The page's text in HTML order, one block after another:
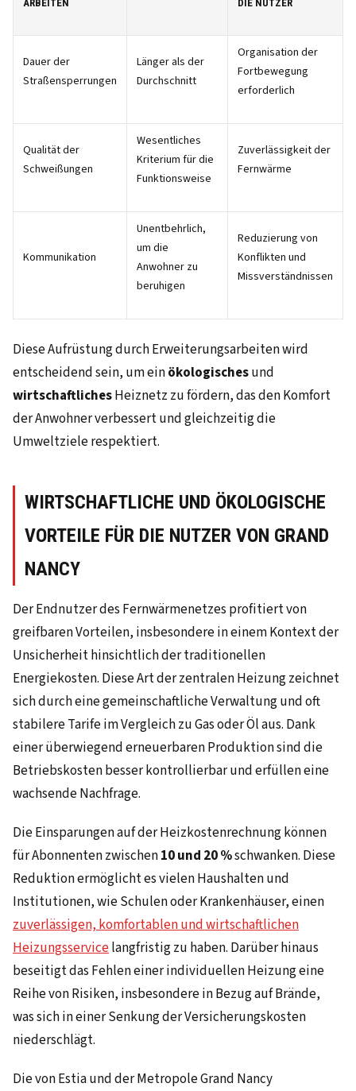
ARBEITEN DIE NUTZER
Dauer der
Straßensperrungen
Länger als der
Durchschnitt
Organisation der
Fortbewegung
erforderlich
Qualität der
Schweißungen
Wesentliches
Kriterium für die
Funktionsweise
Zuverlässigkeit der
Fernwärme
Kommunikation
Unentbehrlich,
um die
Anwohner zu
beruhigen
Reduzierung von
Konflikten und
Missverständnissen
Diese Aufrüstung durch Erweiterungsarbeiten wird
entscheidend sein, um einökologischesund
wirtschaftlichesHeiznetz zu fördern, das den Komfort
der Anwohner verbessert und gleichzeitig die
Umweltziele respektiert.
WIRTSCHAFTLICHE UND ÖKOLOGISCHE
VORTEILE FÜR DIE NUTZER VON GRAND
NANCY
Der Endnutzer des Fernwärmenetzes profitiert von
greifbaren Vorteilen, insbesondere in einem Kontext der
Unsicherheit hinsichtlich der traditionellen
Energiekosten. Diese Art der zentralen Heizung zeichnet
sich durch eine gemeinschaftliche Verwaltung und oft
stabilere Tarife im Vergleich zu Gas oder Öl aus. Dank
einer überwiegend erneuerbaren Produktion sind die
Betriebskosten besser kontrollierbar und erfüllen eine
wachsende Nachfrage.
Die Einsparungen auf der Heizkostenrechnung können
für Abonnenten zwischen10 und 20 %schwanken. Diese
Reduktion ermöglicht es vielen Haushalten und
Institutionen, wie Schulen oder Krankenhäuser, einen
zuverlässigen, komfortablen und wirtschaftlichen
Heizungsservicelangfristig zu haben. Darüber hinaus
beseitigt das Fehlen einer individuellen Heizung eine
Reihe von Risiken, insbesondere in Bezug auf Brände,
was sich in einer Senkung der Versicherungskosten
niederschlägt.
Die von Estia und der Metropole Grand Nancy